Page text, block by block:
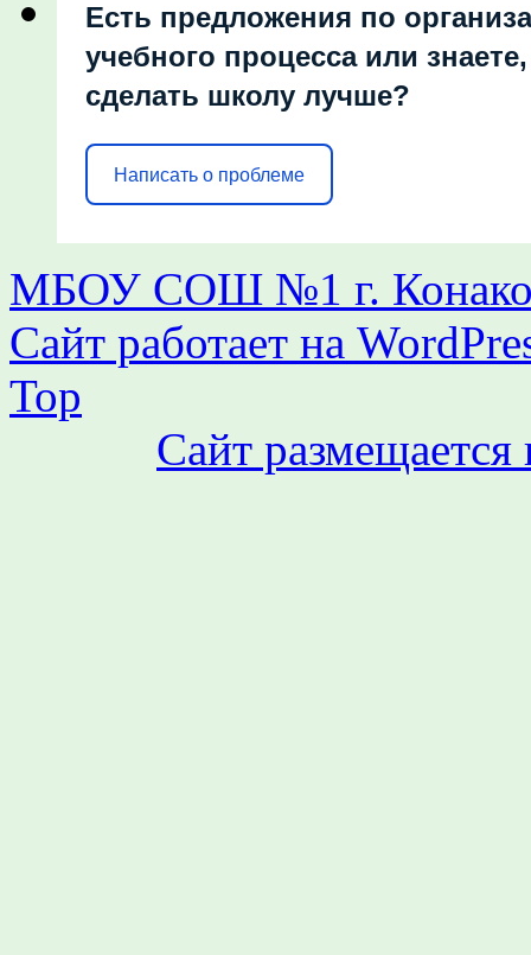
Есть предложения по
учебного процесса или знаете,
сделать школу лучше?
Написать о проблеме
МБОУ СОШ №1 г.
Сайт работает на
Top
Сайт размещается